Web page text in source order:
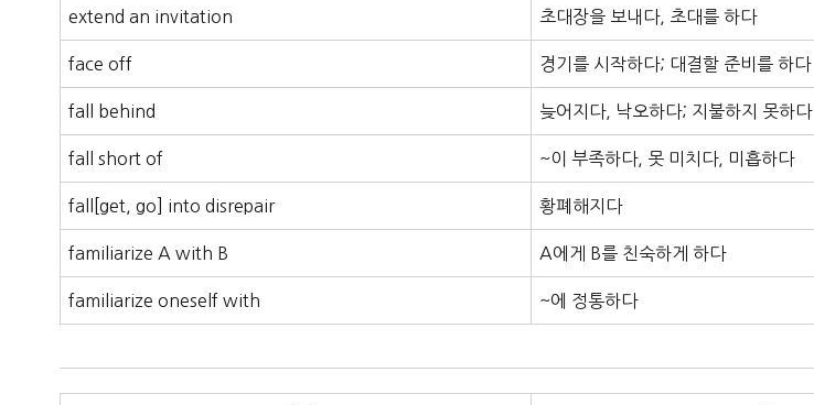
extend an invitation 초대장을 보내다, 초대를 하다
face off 경기를 시작하다; 대결할 준비를 하다
fall behind 늦어지다, 낙오하다; 지불하지 못하다
fall short of ~이 부족하다, 못 미치다, 미흡하다
fall[get, go] into disrepair 황폐해지다
familiarize A with B A에게 B를 친숙하게 하다
familiarize oneself with ~에 정통하다